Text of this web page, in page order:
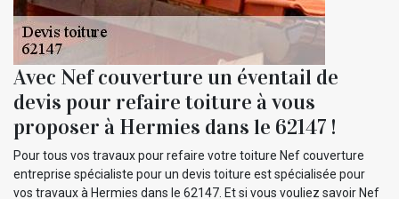
Avec Nef couverture un éventail de
devis pour refaire toiture à vous
proposer à Hermies dans le 62147 !
Pour tous vos travaux pour refaire votre toiture Nef couverture
entreprise spécialiste pour un devis toiture est spécialisée pour
vos travaux à Hermies dans le 62147. Et si vous vouliez savoir Nef